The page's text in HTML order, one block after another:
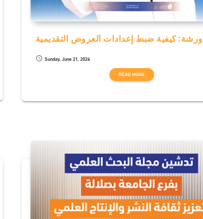
ورشة: كيفية ضبط إعدادات العروض التقديمية
schedule Sunday, June 21, 2026
READ MORE